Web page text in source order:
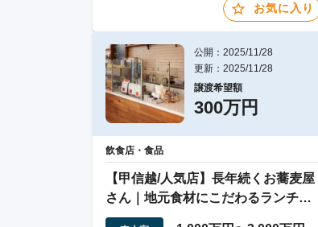
お気に入り
公開：2025/11/28
更新：2025/11/28
譲渡希望額
300万円
飲食店・食品
【甲信越/人気店】長年続くお蕎麦屋
さん｜地元食材にこだわるランチが
人気のお店